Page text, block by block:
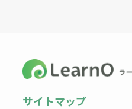
サイトマップ